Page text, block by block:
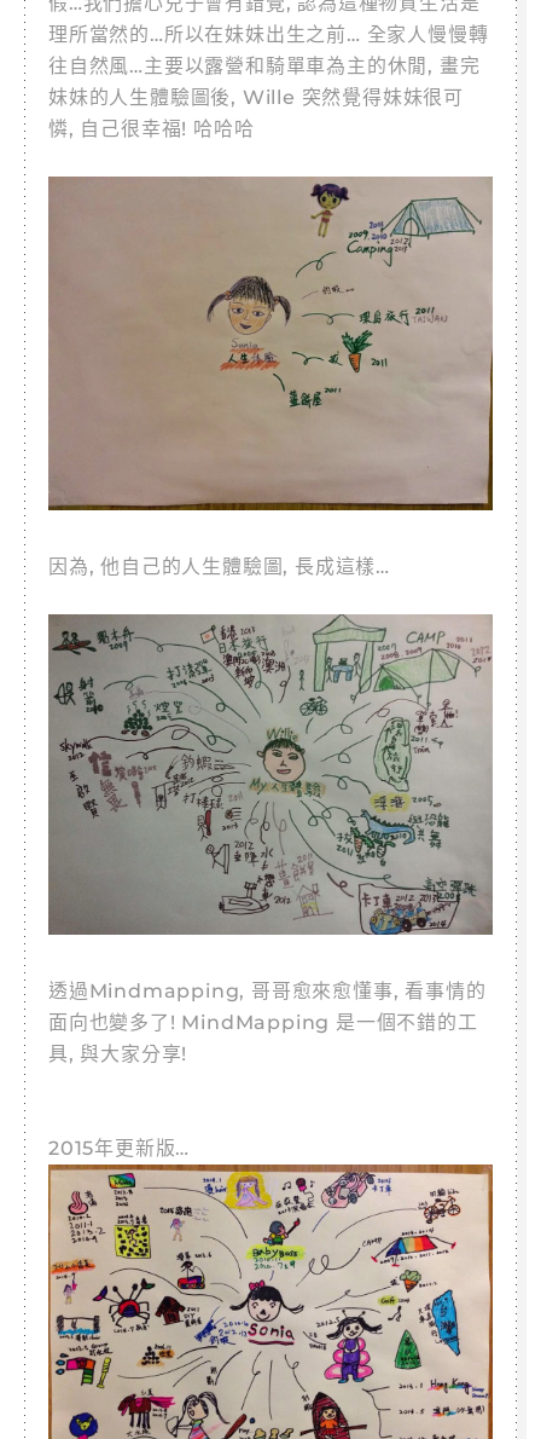
理所當然的…所以在妹妹出生之前… 全家人慢慢轉
往自然風…主要以露營和騎單車為主的休閒, 畫完
妹妹的人生體驗圖後, Wille 突然覺得妹妹很可
憐, 自己很幸福! 哈哈哈
因為, 他自己的人生體驗圖, 長成這樣…
透過Mindmapping, 哥哥愈來愈懂事, 看事情的
面向也變多了! MindMapping 是一個不錯的工
具, 與大家分享!
2015年更新版…